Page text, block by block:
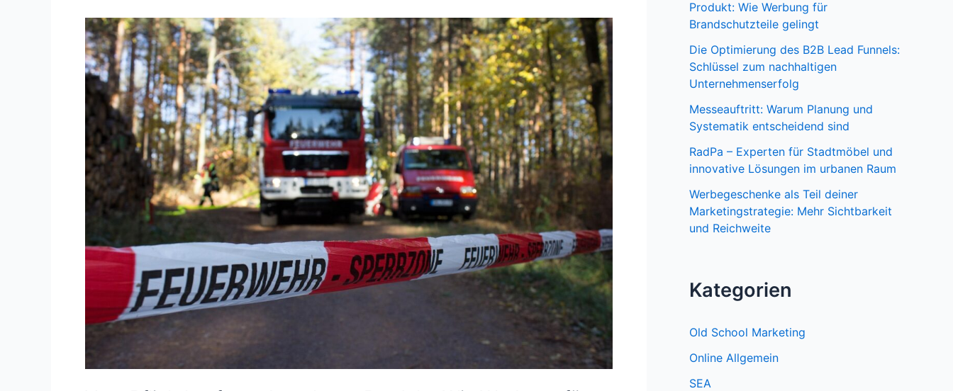
Produkt: Wie Werbung für
Brandschutzteile gelingt
Die Optimierung des B2B Lead Funnels:
Schlüssel zum nachhaltigen
Unternehmenserfolg
Messeauftritt: Warum Planung und
Systematik entscheidend sind
RadPa – Experten für Stadtmöbel und
innovative Lösungen im urbanen Raum
Werbegeschenke als Teil deiner
Marketingstrategie: Mehr Sichtbarkeit
und Reichweite
Kategorien
Old School Marketing
Online Allgemein
SEA